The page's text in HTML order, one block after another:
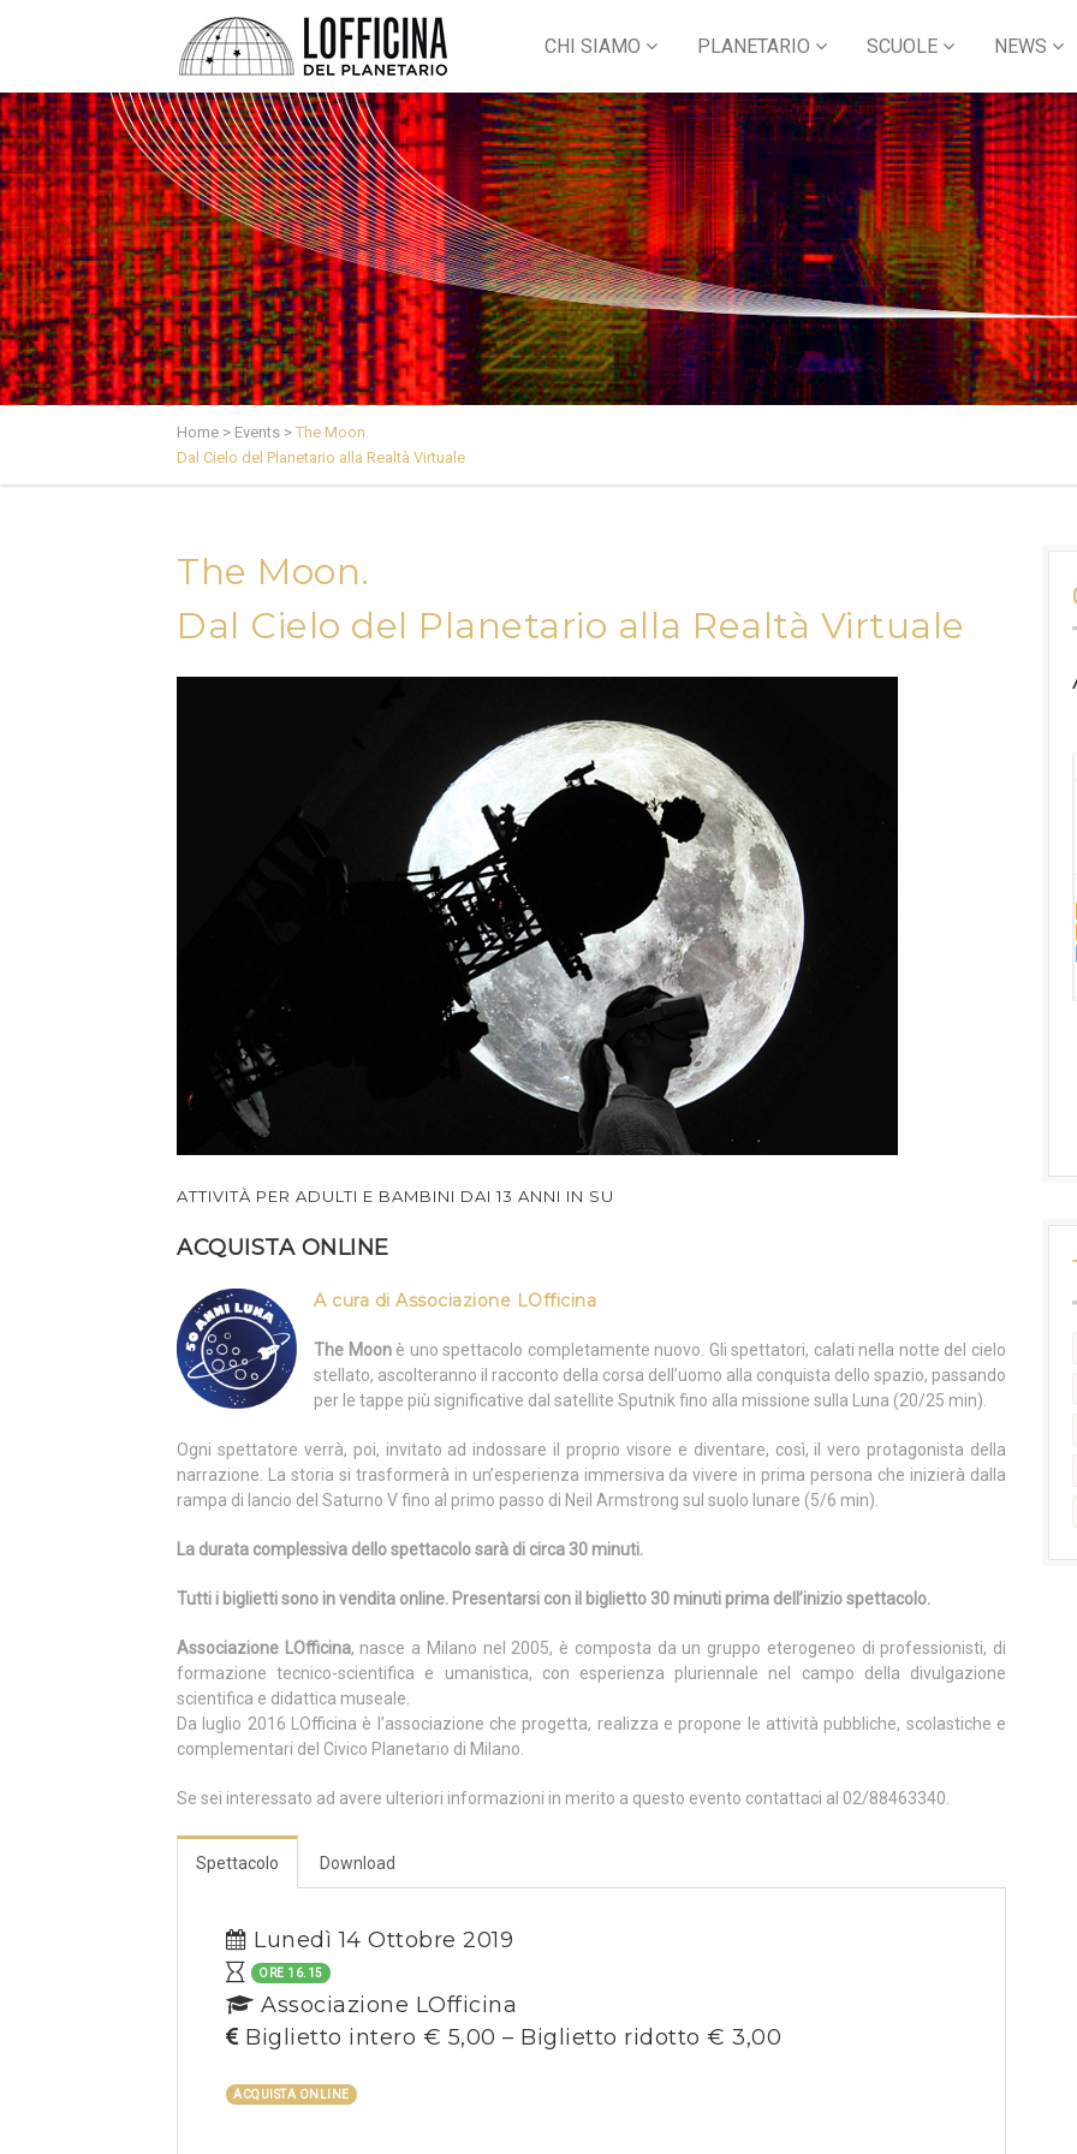
CHI SIAMO PLANETARIO SCUOLE NEWS
Home > Events > The Moon.
Dal Cielo del Planetario alla Realtà Virtuale
The Moon.
Dal Cielo del Planetario alla Realtà Virtuale
ATTIVITÀ PER ADULTI E BAMBINI DAI 13 ANNI IN SU
ACQUISTA ONLINE
A cura di Associazione LOfficina
The Moonè uno spettacolo completamente nuovo. Gli spettatori, calati nella notte del cielo
stellato, ascolteranno il racconto della corsa dell’uomo alla conquista dello spazio, passando
per le tappe più significative dal satellite Sputnik fino alla missione sulla Luna (20/25 min).
Ogni spettatore verrà, poi, invitato ad indossare il proprio visore e diventare, così, il vero protagonista della
narrazione. La storia si trasformerà in un’esperienza immersiva da vivere in prima persona che inizierà dalla
rampa di lancio del Saturno V fino al primo passo di Neil Armstrong sul suolo lunare (5/6 min).
La durata complessiva dello spettacolo sarà di circa 30 minuti.
Tutti i biglietti sono in vendita online. Presentarsi con il biglietto 30 minuti prima dell’inizio spettacolo.
Associazione LOfficina, nasce a Milano nel 2005, è composta da un gruppo eterogeneo di professionisti, di
formazione tecnico-scientifica e umanistica, con esperienza pluriennale nel campo della divulgazione
scientifica e didattica museale.
Da luglio 2016 LOfficina è l’associazione che progetta, realizza e propone le attività pubbliche, scolastiche e
complementari del Civico Planetario di Milano.
Se sei interessato ad avere ulteriori informazioni in merito a questo evento contattaci al 02/88463340.
Spettacolo Download
Lunedì 14 Ottobre 2019
ORE 16.15
Associazione LOfficina
Biglietto intero € 5,00 – Biglietto ridotto € 3,00
ACQUISTA ONLINE